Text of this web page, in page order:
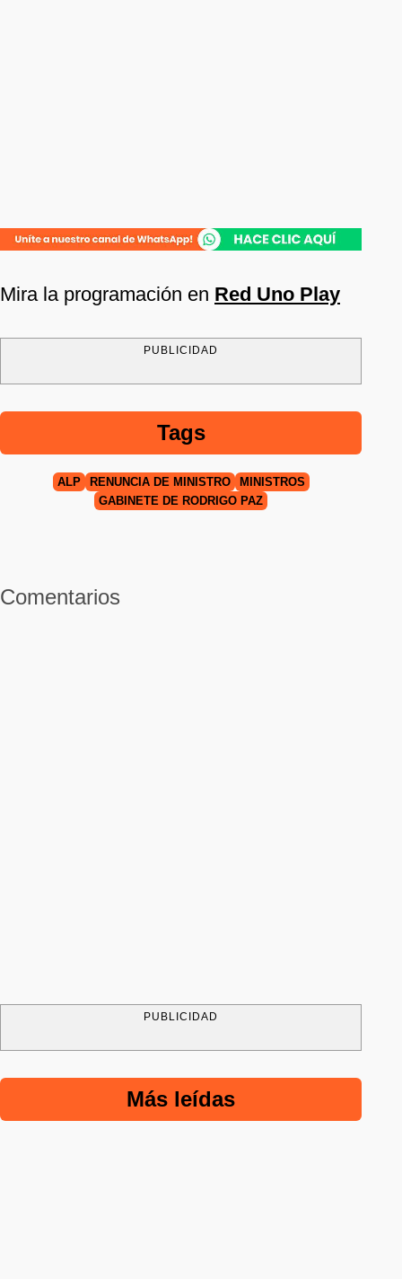
Mira la programación en Red Uno Play
PUBLICIDAD
Tags
ALP RENUNCIA DE MINISTRO
MINISTROS
GABINETE DE RODRIGO PAZ
Comentarios
PUBLICIDAD
Más leídas